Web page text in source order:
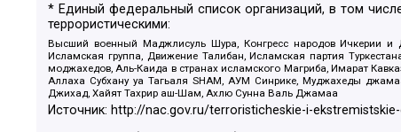
* Единый федеральный список организаций, в том
террористическими:
Высший военный Маджлисуль Шура, Конгресс народов Ичкерии и
Исламская группа, Движение Талибан, Исламская партия
моджахедов, Аль-Каида в странах исламского Магриба, Имарат
Аллаха Субхану уа Тагьаля SHAM, АУМ Синрике, Муджахеды
Джихад, Хайят Тахрир аш-Шам, Ахлю Сунна Валь Джамаа
Источник: http://nac.gov.ru/terroristicheskie-i-